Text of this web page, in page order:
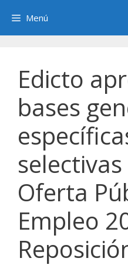
contenido
Menú
Edicto
bases
Oferta
Empleo